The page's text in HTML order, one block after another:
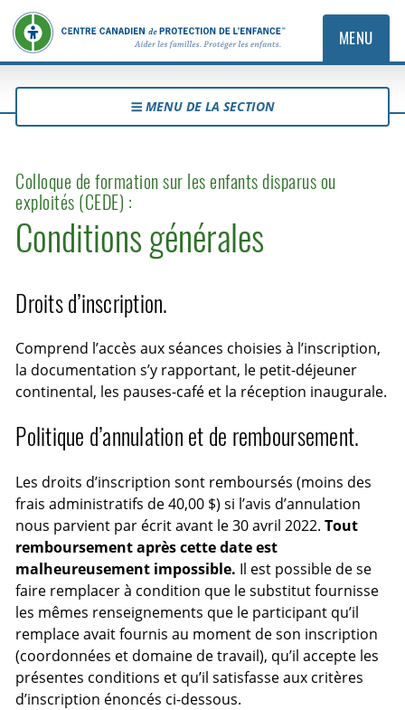
MENU
MENU DE LA SECTION
Colloque de formation sur les enfants disparus ou
exploités (CEDE) :
Conditions générales
Droits d’inscription.
Comprend l’accès aux séances choisies à l’inscription,
la documentation s’y rapportant, le petit-déjeuner
continental, les pauses-café et la réception inaugurale.
Politique d’annulation et de remboursement.
Les droits d’inscription sont remboursés (moins des
frais administratifs de 40,00 $) si l’avis d’annulation
nous parvient par écrit avant le 30 avril 2022.Tout
remboursement après cette date est
malheureusement impossible. Il est possible de se
faire remplacer à condition que le substitut fournisse
les mêmes renseignements que le participant qu’il
remplace avait fournis au moment de son inscription
(coordonnées et domaine de travail), qu’il accepte les
présentes conditions et qu’il satisfasse aux critères
d’inscription énoncés ci-dessous.